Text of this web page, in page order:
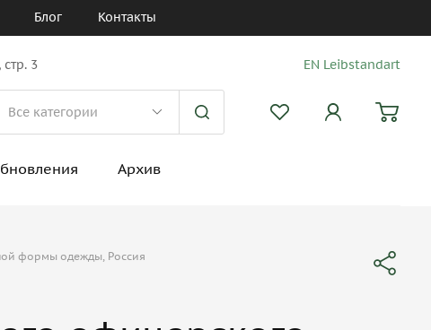
Блог Контакты
3 EN Leibstandart
Архив
формы одежды, Россия